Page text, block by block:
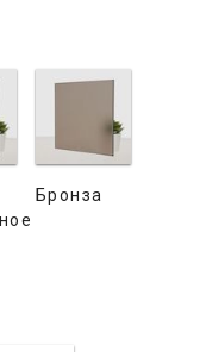
Бронза